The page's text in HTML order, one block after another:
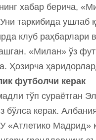
хабар берича,
таркибида ушлаб
клуб раҳбарлари
«Милан» ўз
Ҳозирча
футболчи керак
тўп сураётган
бўлса керак.
«Атлетико Мадрид»